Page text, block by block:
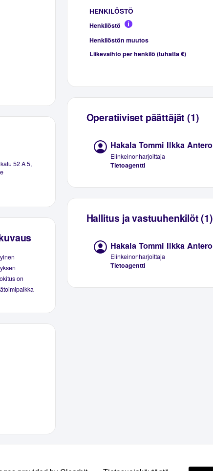
52 A 5,
on
HENKILÖSTÖ
Henkilöstö
Henkilöstön muutos
Liikevaihto per henkilö (tuhatta €)
Operatiiviset päättäjät (1)
Hakala Tommi Ilkka Antero
Elinkeinonharjoittaja
Tietoagentti
Hallitus ja vastuuhenkilöt (1)
Hakala Tommi Ilkka Antero
Elinkeinonharjoittaja
Tietoagentti